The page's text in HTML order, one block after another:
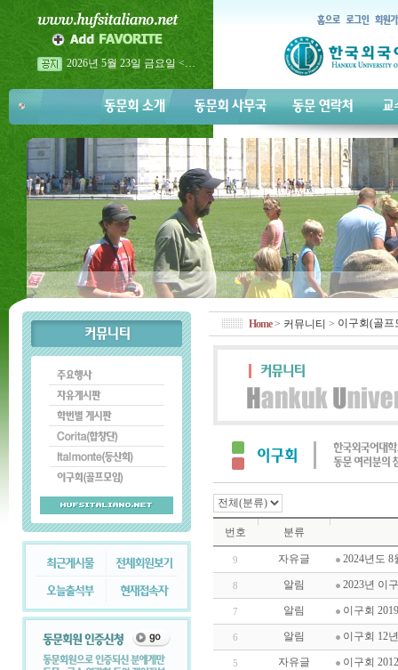
2026년 5월 23일 금요일 <…
2026년 이탈리아어과 홈…
2026년 이탈리아어과 홈…
Home> 커뮤니티 > 이구회(골프
번호 분류
9 자유글 2024년도
8 알림 2023년 이
7 알림 이구회
6 알림 이구회 12
5 자유글 이구회